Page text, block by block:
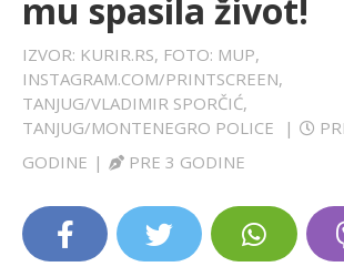
EXTRA
mu spasila život!
IZVOR: KURIR.RS, FOTO: MUP,
INSTAGRAM.COM/PRINTSCREEN,
TANJUG/VLADIMIR SPORČIĆ,
TANJUG/MONTENEGRO POLICE
|
GODINE | PRE 3 GODINE